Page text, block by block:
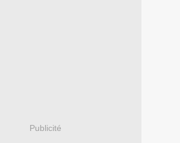
Publicité